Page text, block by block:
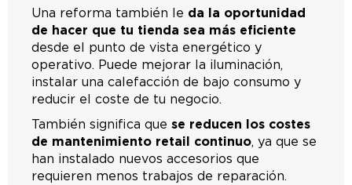
Una reforma también le da la oportunidad
de hacer que tu tienda sea más eficiente
desde el punto de vista energético y
operativo. Puede mejorar la iluminación,
instalar una calefacción de bajo consumo y
reducir el coste de tu negocio.
También significa que se reducen los costes
de mantenimiento retail continuo, ya que se
han instalado nuevos accesorios que
requieren menos trabajos de reparación.